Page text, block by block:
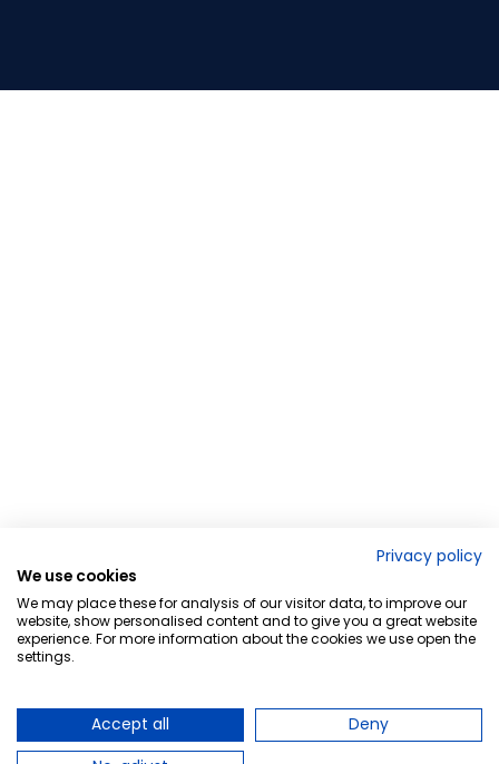
Privacy policy
We use cookies
We may place these for analysis of our visitor data, to improve our
website, show personalised content and to give you a great website
experience. For more information about the cookies we use open the
settings.
Accept all
Deny